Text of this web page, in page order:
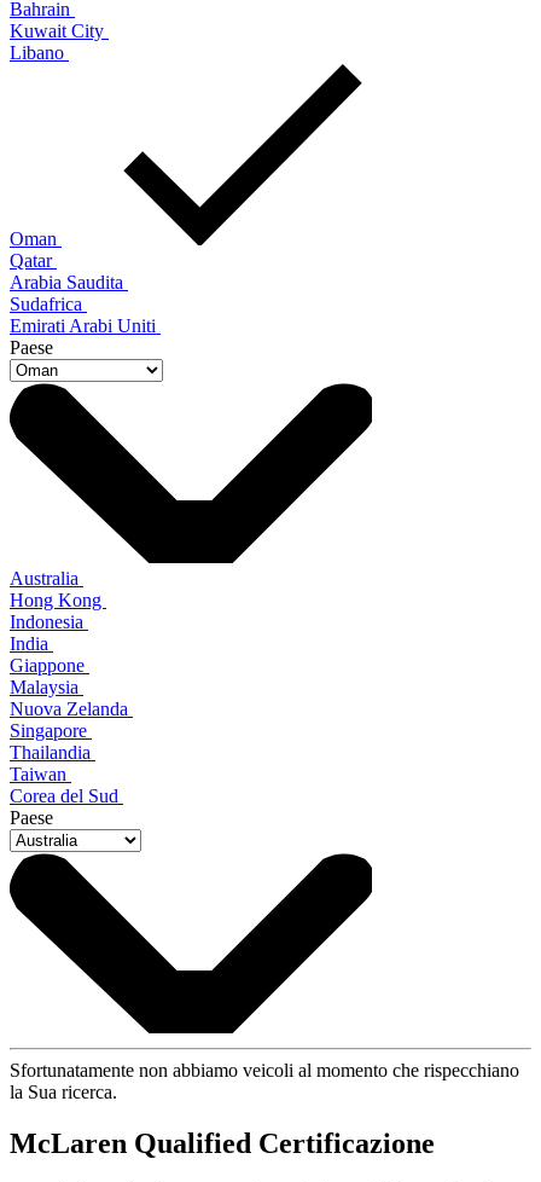
Bahrain
Kuwait City
Libano
Oman
Qatar
Arabia Saudita
Sudafrica
Emirati Arabi Uniti
Paese
Australia
Hong Kong
Indonesia
India
Giappone
Malaysia
Nuova Zelanda
Singapore
Thailandia
Taiwan
Corea del Sud
Paese
Sfortunatamente non abbiamo veicoli al momento che rispecchiano
la Sua ricerca.
McLaren Qualified Certificazione